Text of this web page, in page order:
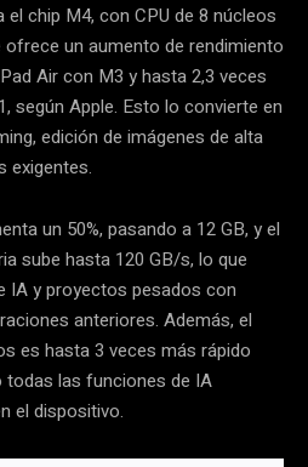
chip M4, con CPU de 8 núcleos
ofrece un aumento de rendimiento
Air con M3 y hasta 2,3 veces
según Apple. Esto lo convierte en
edición de imágenes de alta
exigentes.
un 50%, pasando a 12 GB, y el
sube hasta 120 GB/s, lo que
IA y proyectos pesados con
anteriores. Además, el
es hasta 3 veces más rápido
todas las funciones de IA
el dispositivo.